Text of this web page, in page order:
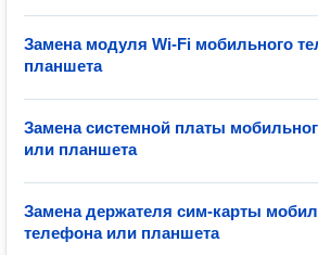
Замена модуля Wi-Fi мобильного
планшета
Замена системной платы
или планшета
Замена держателя сим-карты
телефона или планшета